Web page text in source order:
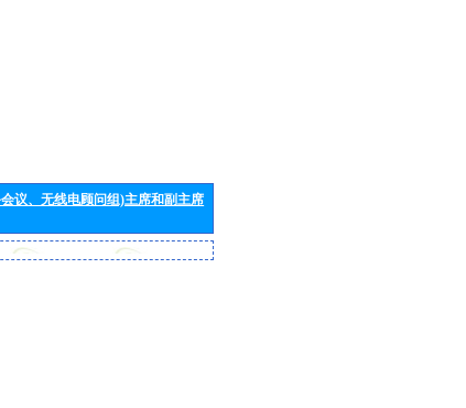
议、无线电顾问组)主席和副主席